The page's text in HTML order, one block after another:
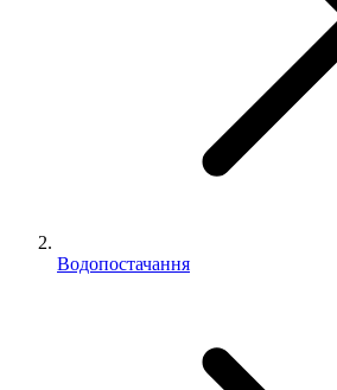
Водопостачання